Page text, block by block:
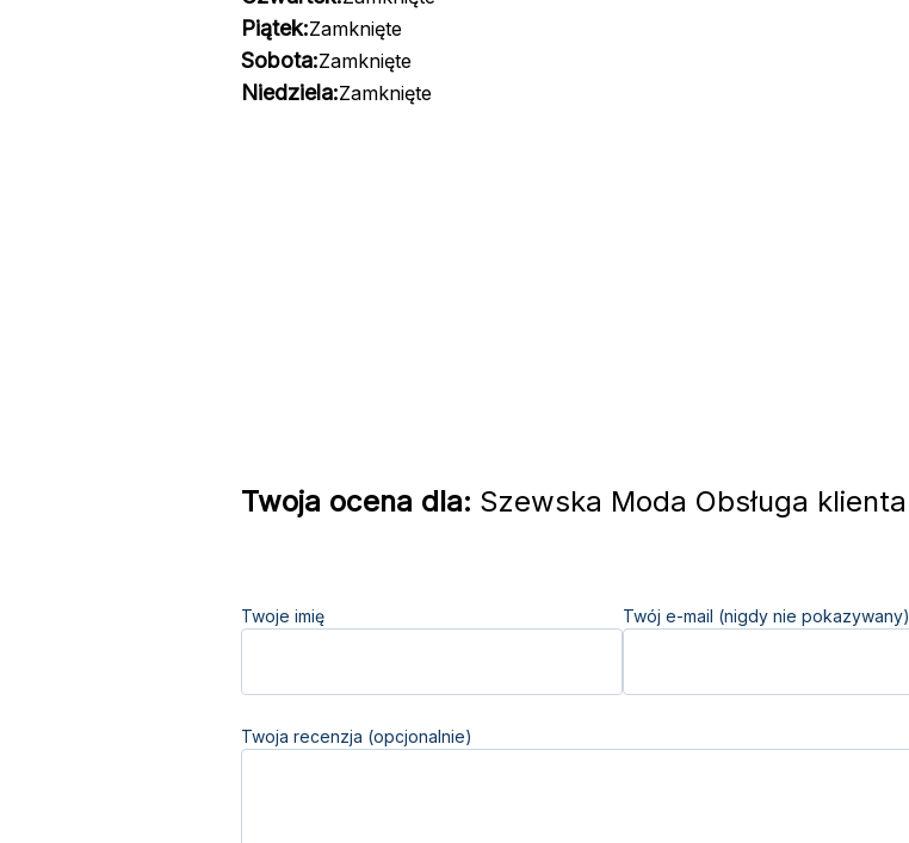
Piątek:Zamknięte
Sobota:Zamknięte
Niedziela:Zamknięte
Twoja ocena dla: Szewska Moda Obsługa klienta
Twoje imię Twój e-mail (nigdy nie pokazywany)
Twoja recenzja (opcjonalnie)